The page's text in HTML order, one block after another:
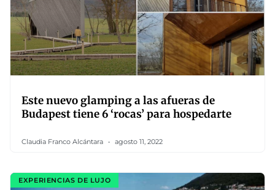
Este nuevo glamping a las afueras de
Budapest tiene 6 ‘rocas’ para hospedarte
Claudia Franco Alcántara agosto 11, 2022
EXPERIENCIAS DE LUJO